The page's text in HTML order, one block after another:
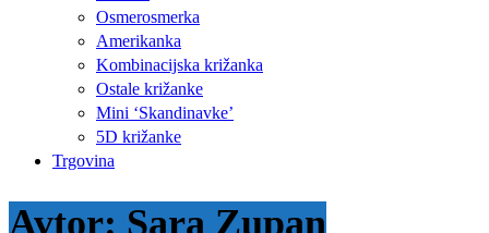
Osmerosmerka
Amerikanka
Kombinacijska križanka
Ostale križanke
Mini ‘Skandinavke’
5D križanke
Trgovina
Avtor: Sara Zupan